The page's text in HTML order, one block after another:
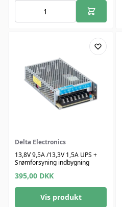
Delta Electronics
13,8V 9,5A /13,3V 1,5A UPS +
Srømforsyning indbygning
395,00 DKK
Vis produkt